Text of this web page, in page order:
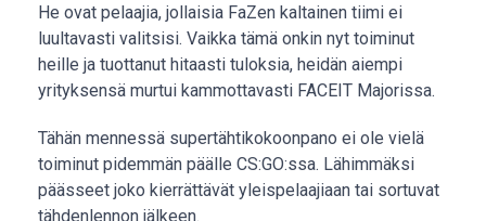
He ovat pelaajia, jollaisia FaZen kaltainen tiimi ei
luultavasti valitsisi. Vaikka tämä onkin nyt toiminut
heille ja tuottanut hitaasti tuloksia, heidän aiempi
yrityksensä murtui kammottavasti FACEIT Majorissa.
Tähän mennessä supertähtikokoonpano ei ole vielä
toiminut pidemmän päälle CS:GO:ssa. Lähimmäksi
päässeet joko kierrättävät yleispelaajiaan tai sortuvat
tähdenlennon jälkeen.